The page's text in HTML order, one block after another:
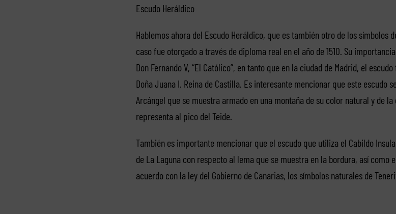
Escudo Heráldico
Hablemos ahora del Escudo Heráldico, que es también otro de los símbolos
caso fue otorgado a través de diploma real en el año de 1510. Su
Don Fernando V, “El Católico”, en tanto que en la ciudad de Madrid, el
Doña Juana I. Reina de Castilla. Es interesante mencionar que este escudo
Arcángel que se muestra armado en una montaña de su color natural y de
representa al pico del Teide.
También es importante mencionar que el escudo que utiliza el Cabildo
de La Laguna con respecto al lema que se muestra en la bordura, así como
acuerdo con la ley del Gobierno de Canarias, los símbolos naturales de